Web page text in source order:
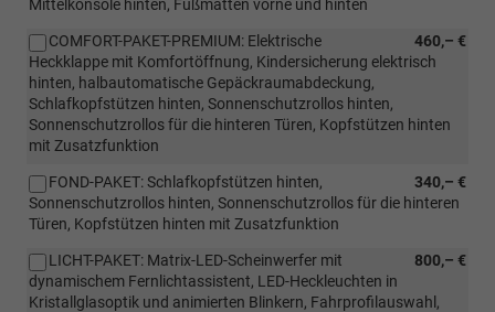
Mittelkonsole hinten, Fußmatten vorne und hinten
460,– €
COMFORT-PAKET-PREMIUM: Elektrische
Heckklappe mit Komfortöffnung, Kindersicherung elektrisch
hinten, halbautomatische Gepäckraumabdeckung,
Schlafkopfstützen hinten, Sonnenschutzrollos hinten,
Sonnenschutzrollos für die hinteren Türen, Kopfstützen hinten
mit Zusatzfunktion
340,– €
FOND-PAKET: Schlafkopfstützen hinten,
Sonnenschutzrollos hinten, Sonnenschutzrollos für die hinteren
Türen, Kopfstützen hinten mit Zusatzfunktion
800,– €
LICHT-PAKET: Matrix-LED-Scheinwerfer mit
dynamischem Fernlichtassistent, LED-Heckleuchten in
Kristallglasoptik und animierten Blinkern, Fahrprofilauswahl,